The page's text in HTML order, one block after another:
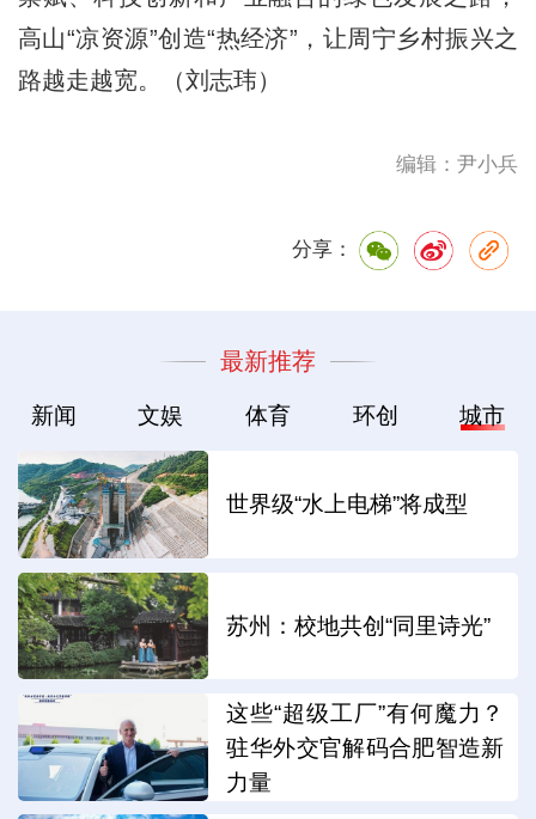
高山“凉资源”创造“热经济”，让周宁乡村振兴之
路越走越宽。（刘志玮）
编辑：尹小兵
分享：
最新推荐
新闻 文娱 体育 环创 城市
世界级“水上电梯”将成型
苏州：校地共创“同里诗光”
这些“超级工厂”有何魔力？
驻华外交官解码合肥智造新
力量